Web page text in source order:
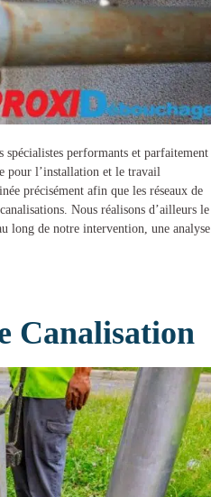
spécialistes performants et parfaitement
pour l’installation et le travail
précisément afin que les réseaux de
. Nous réalisons d’ailleurs le
long de notre intervention, une analyse
Canalisation